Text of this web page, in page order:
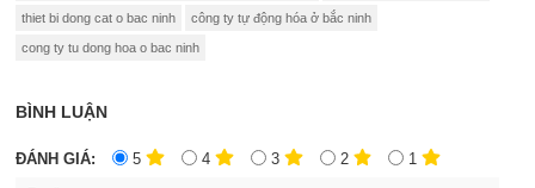
thiet bi dong cat o bac ninh công ty tự động hóa ở bắc ninh
cong ty tu dong hoa o bac ninh
BÌNH LUẬN
ĐÁNH GIÁ: 5 4 3 2 1